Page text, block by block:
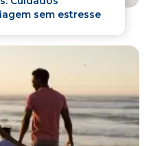
sem estresse